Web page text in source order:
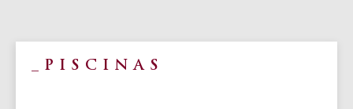
PISCINAS